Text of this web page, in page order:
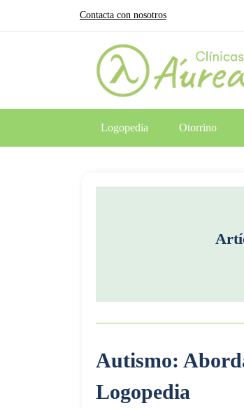
Contacta con nosotros
Logopedia Otorrino
Autismo:
Logopedia